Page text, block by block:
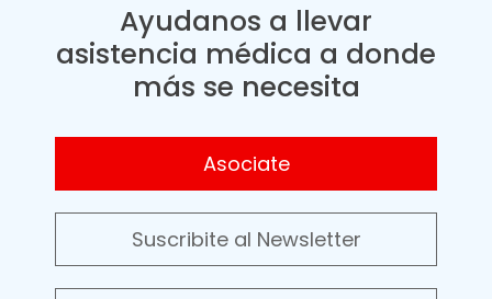
Ayudanos a llevar
asistencia médica a donde
más se necesita
Asociate
Suscribite al Newsletter